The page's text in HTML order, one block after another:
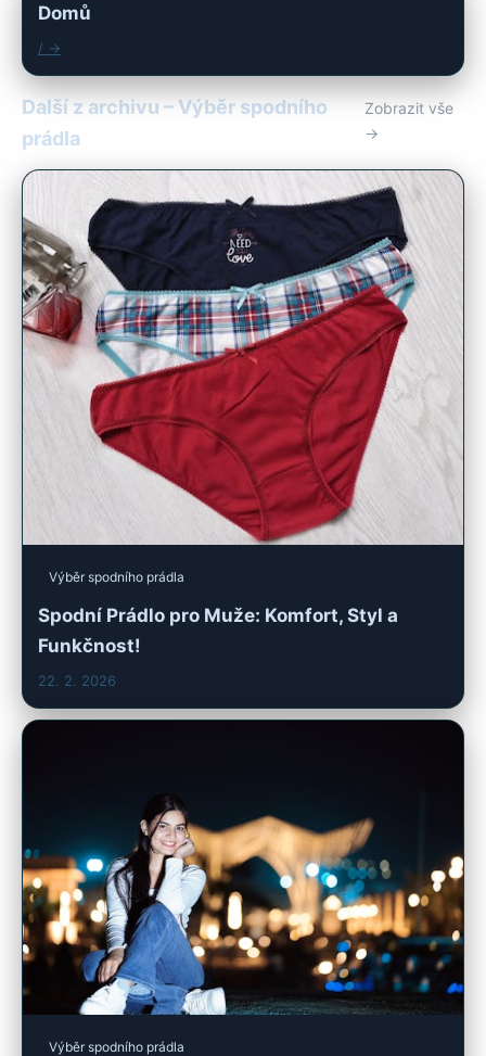
Domů
/ →
Další z archivu – Výběr spodního
prádla
Zobrazit vše
→
Výběr spodního prádla
Spodní Prádlo pro Muže: Komfort, Styl a
Funkčnost!
22. 2. 2026
Výběr spodního prádla